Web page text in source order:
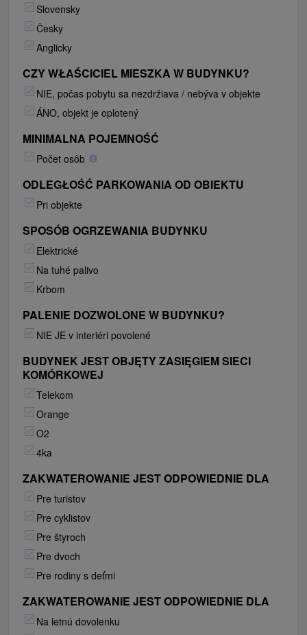
Slovensky
Česky
Anglicky
CZY WŁAŚCICIEL MIESZKA W BUDYNKU?
NIE, počas pobytu sa nezdržiava / nebýva v objekte
ÁNO, objekt je oplotený
MINIMALNA POJEMNOŚĆ
Počet osôb
ODLEGŁOŚĆ PARKOWANIA OD OBIEKTU
Pri objekte
SPOSÓB OGRZEWANIA BUDYNKU
Elektrické
Na tuhé palivo
Krbom
PALENIE DOZWOLONE W BUDYNKU?
NIE JE v interiéri povolené
BUDYNEK JEST OBJĘTY ZASIĘGIEM SIECI
KOMÓRKOWEJ
Telekom
Orange
O2
4ka
ZAKWATEROWANIE JEST ODPOWIEDNIE DLA
Pre turistov
Pre cyklistov
Pre štyroch
Pre dvoch
Pre rodiny s deťmi
ZAKWATEROWANIE JEST ODPOWIEDNIE DLA
Na letnú dovolenku